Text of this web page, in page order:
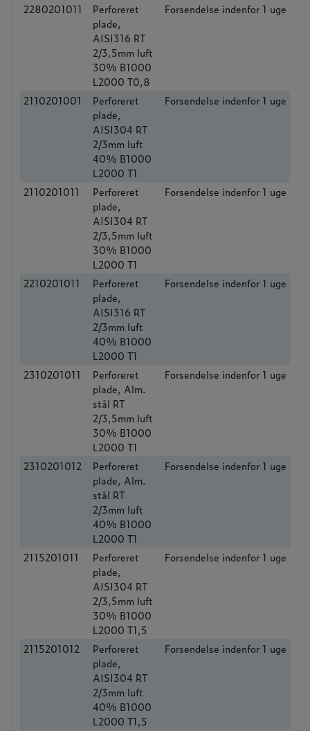
2280201011
Perforeret
plade,
AISI316 RT
2/3,5mm luft
30% B1000
L2000 T0,8
Forsendelse indenfor 1 uge
2110201001
Perforeret
plade,
AISI304 RT
2/3mm luft
40% B1000
L2000 T1
Forsendelse indenfor 1 uge
2110201011
Perforeret
plade,
AISI304 RT
2/3,5mm luft
30% B1000
L2000 T1
Forsendelse indenfor 1 uge
2210201011
Perforeret
plade,
AISI316 RT
2/3mm luft
40% B1000
L2000 T1
Forsendelse indenfor 1 uge
2310201011
Perforeret
plade, Alm.
stål RT
2/3,5mm luft
30% B1000
L2000 T1
Forsendelse indenfor 1 uge
2310201012
Perforeret
plade, Alm.
stål RT
2/3mm luft
40% B1000
L2000 T1
Forsendelse indenfor 1 uge
2115201011
Perforeret
plade,
AISI304 RT
2/3,5mm luft
30% B1000
L2000 T1,5
Forsendelse indenfor 1 uge
2115201012
Perforeret
plade,
AISI304 RT
2/3mm luft
40% B1000
L2000 T1,5
Forsendelse indenfor 1 uge